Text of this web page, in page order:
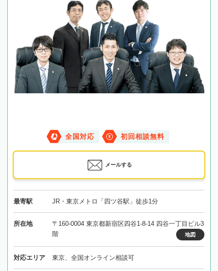
全国対応 初回相談無料
メールする
最寄駅 JR・東京メトロ「四ツ谷駅」徒歩1分
所在地
〒160-0004 東京都新宿区四谷1-8-14 四谷一丁目ビル3
階
地図
対応エリア 東京、全国オンライン相談可